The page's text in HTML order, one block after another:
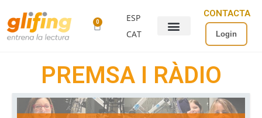
0
ESP
CAT
CONTACTA
Login
PREMSA I RÀDIO